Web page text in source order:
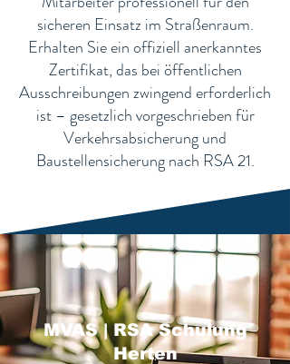
sicheren Einsatz im Straßenraum.
Erhalten Sie ein offiziell anerkanntes
Zertifikat, das bei öffentlichen
Ausschreibungen zwingend erforderlich
ist – gesetzlich vorgeschrieben für
Verkehrsabsicherung und
Baustellensicherung nach RSA 21.
MVAS | RSA Schulung
Herten